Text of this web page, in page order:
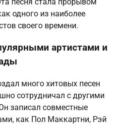
одного из наиболее
своего времени.
артистами и
много хитовых песен
сотрудничал с другими
записал совместные
как Пол Маккартни, Рэй